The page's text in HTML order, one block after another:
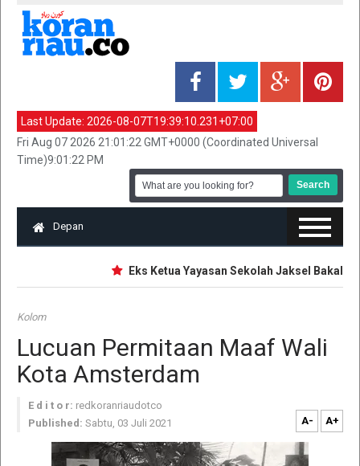
Last Update: 2026-08-07T19:39:10.231+07:00
Fri Aug 07 2026 21:01:22 GMT+0000 (Coordinated Universal
Time)9:01:22 PM
Depan
Eks Ketua Yayasan Sekolah Jaksel Bakal
Kolom
Lucuan Permitaan Maaf Wali
Kota Amsterdam
E d i t o r: redkoranriaudotco
Published: Sabtu, 03 Juli 2021 A- A+